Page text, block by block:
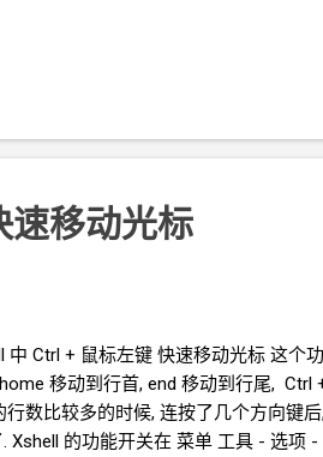
速移动光标
中 Ctrl + 鼠标左键 快速移动光标 这个
移动到行首, end 移动到行尾,
数比较多的时候, 连按了几个方向键
Xshell 的功能开关在 菜单 工具 - 选